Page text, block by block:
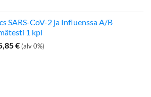
SARS-CoV-2 ja Influenssa A/B
1 kpl
€ (alv 0%)